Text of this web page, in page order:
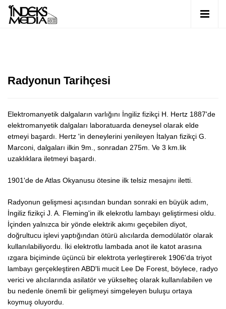
Radyonun Tarihçesi
Elektromanyetik dalgaların varlığını İngiliz fizikçi H. Hertz 1887'de
elektromanyetik dalgaları laboratuarda deneysel olarak elde
etmeyi başardı. Hertz 'in deneylerini yenileyen İtalyan fizikçi G.
Marconi, dalgaları ilkin 9m., sonradan 275m. Ve 3 km.lik
uzaklıklara iletmeyi başardı.
1901'de de Atlas Okyanusu ötesine ilk telsiz mesajını iletti.
Radyonun gelişmesi açısından bundan sonraki en büyük adım,
İngiliz fizikçi J. A. Fleming'in ilk elekrotlu lambayı geliştirmesi oldu.
İçinden yalnızca bir yönde elektrik akımı geçebilen diyot,
doğrultucu işlevi yaptığından ötürü alıcılarda demodülatör olarak
kullanılabiliyordu. İki elektrotlu lambada anot ile katot arasına
ızgara biçiminde üçüncü bir elektrota yerleştirerek 1906'da triyot
lambayı gerçekleştiren ABD'li mucit Lee De Forest, böylece, radyo
verici ve alıcılarında asilatör ve yükselteç olarak kullanılabilen ve
bu nedenle önemli bir gelişmeyi simgeleyen buluşu ortaya
koymuş oluyordu.